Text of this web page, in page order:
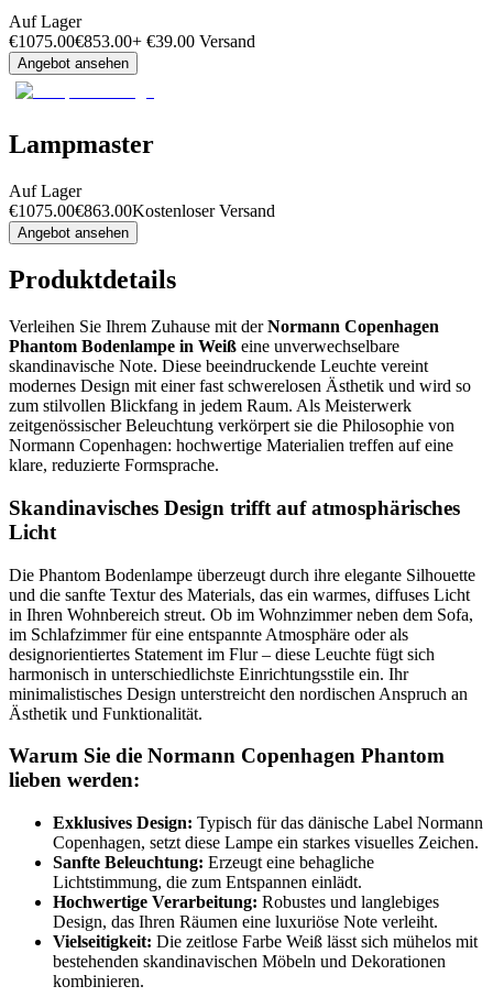
Auf Lager
€1075.00€853.00+ €39.00 Versand
Angebot ansehen
Lampmaster
Auf Lager
€1075.00€863.00Kostenloser Versand
Angebot ansehen
Produktdetails
Verleihen Sie Ihrem Zuhause mit derNormann Copenhagen
Phantom Bodenlampe in Weiß eine unverwechselbare
skandinavische Note. Diese beeindruckende Leuchte vereint
modernes Design mit einer fast schwerelosen Ästhetik und wird so
zum stilvollen Blickfang in jedem Raum. Als Meisterwerk
zeitgenössischer Beleuchtung verkörpert sie die Philosophie von
Normann Copenhagen: hochwertige Materialien treffen auf eine
klare, reduzierte Formsprache.
Skandinavisches Design trifft auf atmosphärisches
Licht
Die Phantom Bodenlampe überzeugt durch ihre elegante Silhouette
und die sanfte Textur des Materials, das ein warmes, diffuses Licht
in Ihren Wohnbereich streut. Ob im Wohnzimmer neben dem Sofa,
im Schlafzimmer für eine entspannte Atmosphäre oder als
designorientiertes Statement im Flur – diese Leuchte fügt sich
harmonisch in unterschiedlichste Einrichtungsstile ein. Ihr
minimalistisches Design unterstreicht den nordischen Anspruch an
Ästhetik und Funktionalität.
Warum Sie die Normann Copenhagen Phantom
lieben werden:
Exklusives Design: Typisch für das dänische Label Normann
Copenhagen, setzt diese Lampe ein starkes visuelles Zeichen.
Sanfte Beleuchtung: Erzeugt eine behagliche
Lichtstimmung, die zum Entspannen einlädt.
Hochwertige Verarbeitung: Robustes und langlebiges
Design, das Ihren Räumen eine luxuriöse Note verleiht.
Vielseitigkeit: Die zeitlose Farbe Weiß lässt sich mühelos mit
bestehenden skandinavischen Möbeln und Dekorationen
kombinieren.